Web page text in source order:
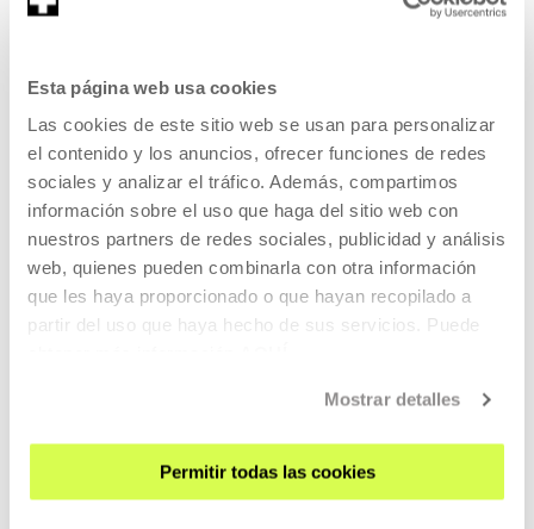
Esta página web usa cookies
Las cookies de este sitio web se usan para personalizar
el contenido y los anuncios, ofrecer funciones de redes
sociales y analizar el tráfico. Además, compartimos
información sobre el uso que haga del sitio web con
nuestros partners de redes sociales, publicidad y análisis
web, quienes pueden combinarla con otra información
que les haya proporcionado o que hayan recopilado a
partir del uso que haya hecho de sus servicios. Puede
Mostrar detalles
Permitir todas las cookies
CONTACT AND OPENING TIMES
GUIDED TOURS
ACCOMMODATION
ACCESSIBILITY
RULES
RENTAL OF SPACES